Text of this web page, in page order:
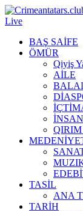
Live
BAŞ SAİFE
ÖMÜR
Qiyiş
AİLE
TASİL
ANA
TARİH